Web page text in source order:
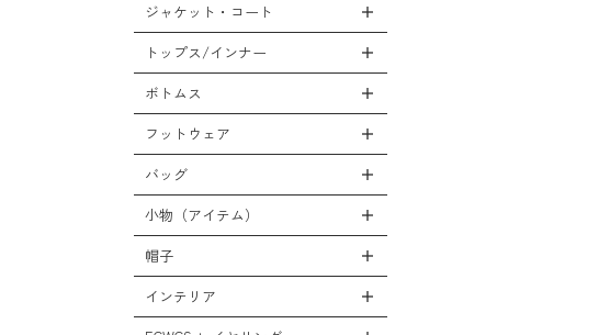
ジャケット・コート
全てのジャケット・コート
LEVEL7
フライトジャケット
M-65ジャケット
デッキジャケット
タンカースジャケット
コート
ソフトシェルジャケット
フリースジャケット
トップス/インナー
全てのトップス/インナー
Tシャツ
シャツ
スウェット/パーカー
セーター/カーディガン
ベスト
タンクトップ
ボトムス
全てのボトムス
カーゴパンツ
デニムパンツ
チノ，ワークパンツ
ファティーグパンツ
ナイロンパンツ
フットウェア
全てのフットウェア
ブーツ
シューズ・スニーカー
サンダル
レインシューズ・ブーツ
バッグ
全てのバッグ
リュックサック
ショルダーバッグ
ヘルメットバッグ
小物（アイテム）
全ての小物（アイテム）
グローブ（手袋）
防寒物（ネックウォーマーetc）
帽子
全ての帽子
インテリア